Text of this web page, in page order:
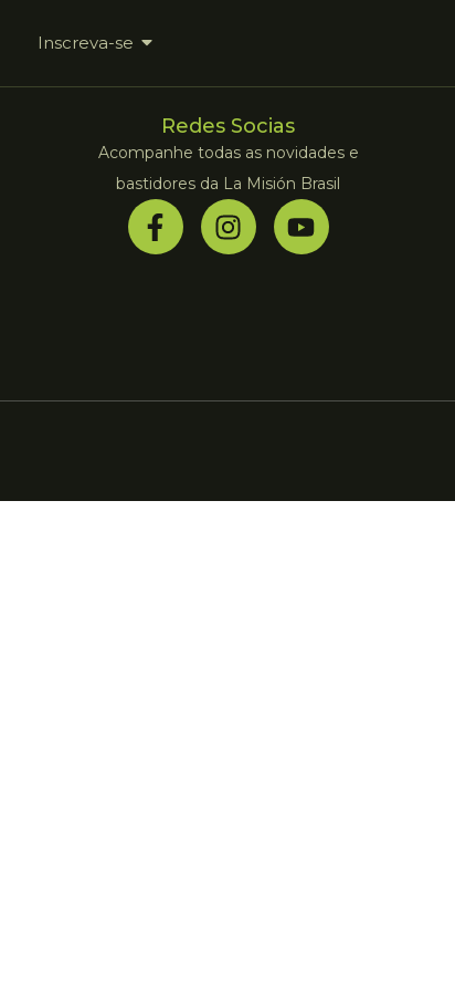
Inscreva-se
Redes Socias
Acompanhe todas as novidades e
bastidores da La Misión Brasil